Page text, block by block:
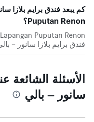
Puputan Renon؟
فندق برايم بلازا سانور –
الأسئلة الشائعة
سانور – بالي